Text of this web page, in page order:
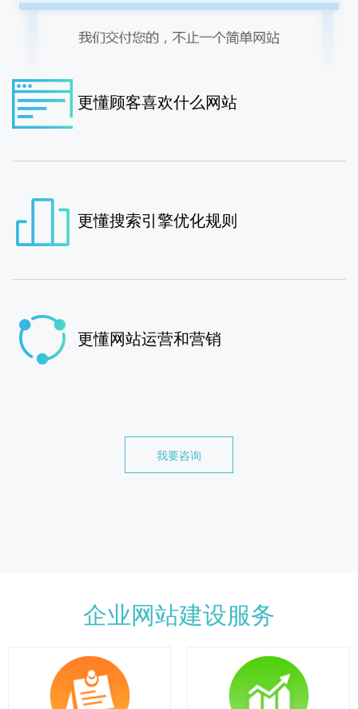
更懂顾客喜欢什么网站
更懂搜索引擎优化规则
更懂网站运营和营销
我要咨询
企业网站建设服务